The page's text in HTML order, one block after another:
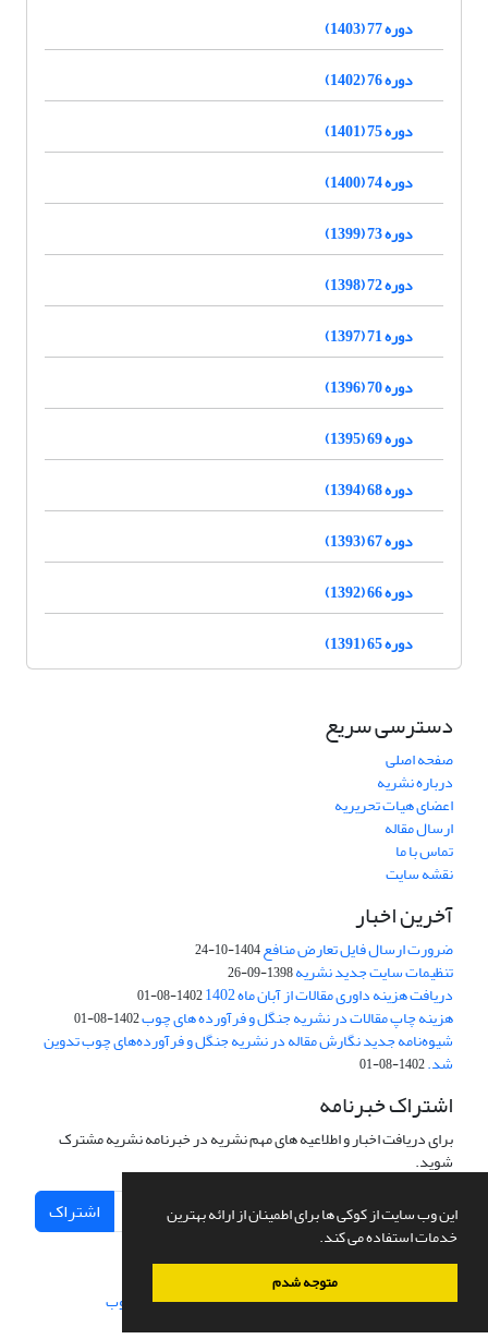
این وب سایت از کوکی ها برای اطمینان از ارائه بهترین
خدمات استفاده می کند.
متوجه شدم
دوره 77 (1403)
دوره 76 (1402)
دوره 75 (1401)
دوره 74 (1400)
دوره 73 (1399)
دوره 72 (1398)
دوره 71 (1397)
دوره 70 (1396)
دوره 69 (1395)
دوره 68 (1394)
دوره 67 (1393)
دوره 66 (1392)
دوره 65 (1391)
دسترسی سریع
صفحه اصلی
درباره نشریه
اعضای هیات تحریریه
ارسال مقاله
تماس با ما
نقشه سایت
آخرین اخبار
ضرورت ارسال فایل تعارض منافع1404-10-24
تنظیمات سایت جدید نشریه1398-09-26
دریافت هزینه داوری مقالات از آبان ماه 1402 1402-08-01
هزینه چاپ مقالات در نشریه جنگل و فرآورده های چوب1402-08-01
شیوه‌نامه جدید نگارش مقاله در نشریه جنگل و فرآورده‌های چوب تدوین
شد.1402-08-01
اشتراک خبرنامه
برای دریافت اخبار و اطلاعیه های مهم نشریه در خبرنامه نشریه مشترک
شوید.
اشتراک
سامانه مدیریت نشریات علمی.طراحی و پیاده سازی از سیناوب